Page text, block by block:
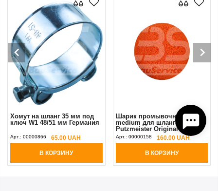
Хомут на шланг 35 мм под
ключ W1 48/51 мм Германия
Арт.: 00000866 65.00 UAH
В КОРЗИНУ
Шарик промывочный 45 мм
medium для шланга 35 мм
Putzmeister Original
Арт.: 00000158 160.00 UAH
В КОРЗИНУ